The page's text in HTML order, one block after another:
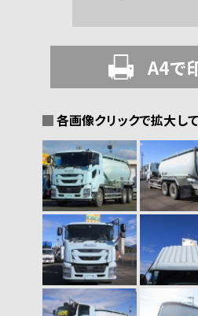
A4で
各画像クリックで拡大し